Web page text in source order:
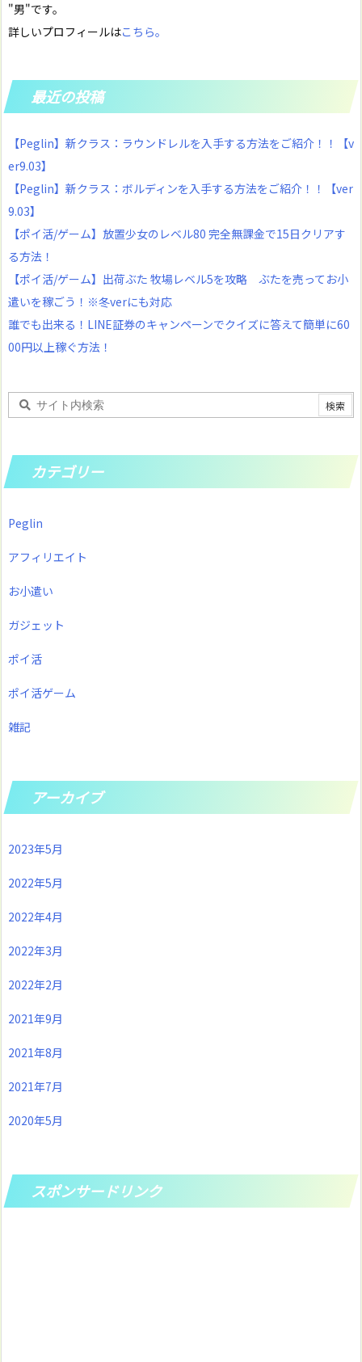
"男"です。
詳しいプロフィールはこちら。
最近の投稿
【Peglin】新クラス：ラウンドレルを入手する方法をご紹介！！【v
er9.03】
【Peglin】新クラス：ボルディンを入手する方法をご紹介！！【ver
9.03】
【ポイ活/ゲーム】放置少女のレベル80 完全無課金で15日クリアす
る方法！
【ポイ活/ゲーム】出荷ぶた 牧場レベル5を攻略 ぶたを売ってお小
遣いを稼ごう！※冬verにも対応
誰でも出来る！LINE証券のキャンペーンでクイズに答えて簡単に60
00円以上稼ぐ方法！
カテゴリー
Peglin
アフィリエイト
お小遣い
ガジェット
ポイ活
ポイ活ゲーム
雑記
アーカイブ
2023年5月
2022年5月
2022年4月
2022年3月
2022年2月
2021年9月
2021年8月
2021年7月
2020年5月
スポンサードリンク